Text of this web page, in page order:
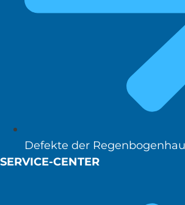
Defekte der
SERVICE-CENTER